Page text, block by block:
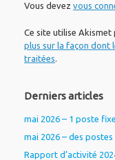
Vous devez vous
Ce site utilise Akismet
plus sur la façon dont
traitées
Derniers articles
mai 2026 – 1 poste
mai 2026 – des
Rapport d’activité